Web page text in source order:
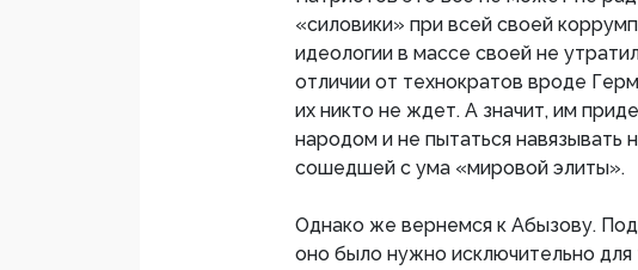
«силовики» при всей своей
идеологии в массе своей не
отличии от технократов вроде
их никто не ждет. А значит, им
народом и не пытаться навязывать
сошедшей с ума «мировой элиты».
Однако же вернемся к Абызову.
оно было нужно исключительно